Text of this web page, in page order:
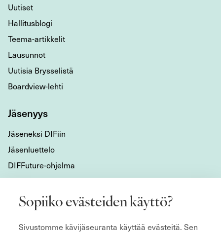
Sopiiko evästeiden käyttö?
Sivustomme kävijäseuranta käyttää evästeitä. Sen
Uutiset
Hallitusblogi
Teema-artikkelit
Lausunnot
Uutisia Brysselistä
Boardview-lehti
Jäsenyys
Jäseneksi DIFiin
Jäsenluettelo
DIFFuture-ohjelma
Tietoa meistä
Mikä DIF on?
Organisaatio